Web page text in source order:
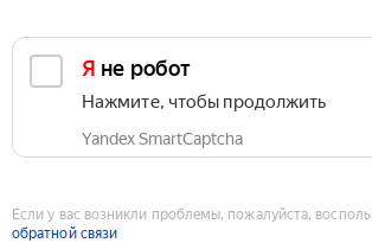
Я не робот
Нажмите, чтобы продолжить
Yandex SmartCaptcha
Если у вас возникли проблемы, пожалуйста,
обратной связи